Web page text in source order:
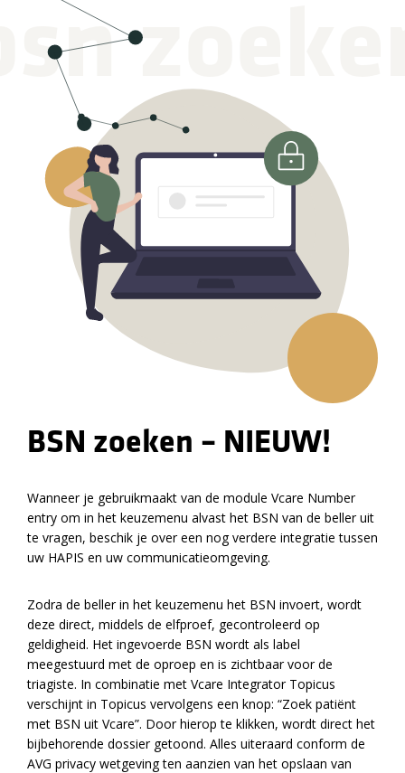
BSN zoeken – NIEUW!
Wanneer je gebruikmaakt van de module Vcare Number
entry om in het keuzemenu alvast het BSN van de beller uit
te vragen, beschik je over een nog verdere integratie tussen
uw HAPIS en uw communicatieomgeving.
Zodra de beller in het keuzemenu het BSN invoert, wordt
deze direct, middels de elfproef, gecontroleerd op
geldigheid. Het ingevoerde BSN wordt als label
meegestuurd met de oproep en is zichtbaar voor de
triagiste. In combinatie met Vcare Integrator Topicus
verschijnt in Topicus vervolgens een knop: “Zoek patiënt
met BSN uit Vcare”. Door hierop te klikken, wordt direct het
bijbehorende dossier getoond. Alles uiteraard conform de
AVG privacy wetgeving ten aanzien van het opslaan van